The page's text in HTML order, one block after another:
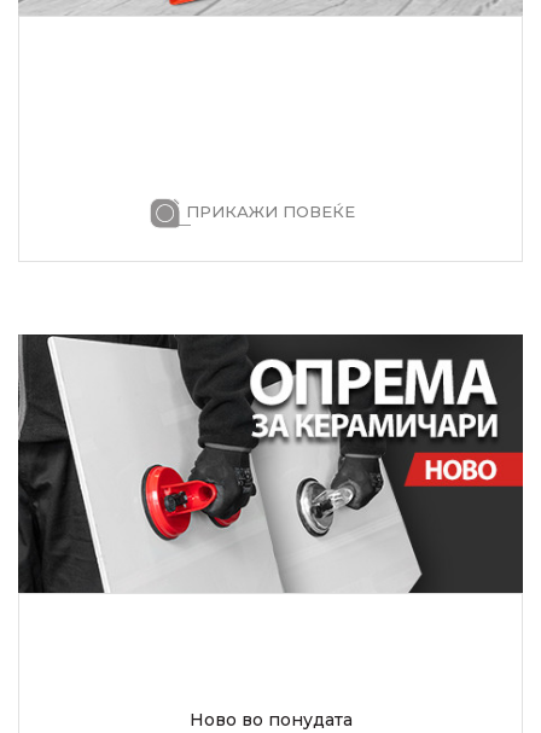
ПРИКАЖИ ПОВЕЌЕ
Ново во понудата